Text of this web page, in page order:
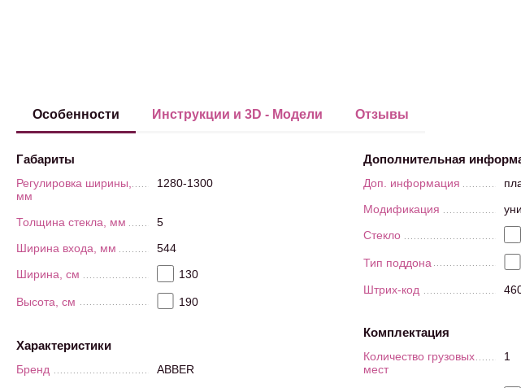
Особенности Инструкции и 3D - Модели Отзывы
Габариты
Регулировка ширины,
мм
1280-1300
Толщина стекла, мм
5
Ширина входа, мм
544
Ширина, см
130
Высота, см 190
Характеристики
Бренд
ABBER
Дополнительная
Доп. информация
Модификация
Стекло
Тип поддона
Штрих-код
Комплектация
Количество грузовых
мест
1